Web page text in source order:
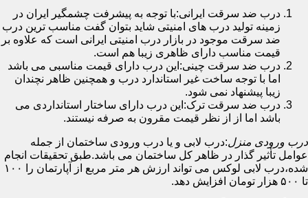
درب ضد سرقت ایرانی:با توجه به پیشرفت چشمگیر ایران در
زمینه تولید درب های امنیتی شاید بتوان گفت مناسب ترین درب
ضد سرقت موجود در بازار درب امنیتی ایرانی است که علاوه بر
قیمت مناسب دارای ظاهری زیبا هم است.
درب ضد سرقت چینی:این درب دارای قیمت مناسبی می باشد
اما با توجه ساخت غیر استاندارد درب و همچنین ظاهر نچندان
زیبا پیشنهاد نمی شود.
درب ضد سرقت ترک:این درب دارای ساختار استانداردی می
باشد اما از از نظر قیمت مقرون به صرفه نیستند.
درب ورودی منزل:درب لابی و یا درب ورودی ساختمان از جمله
عوامل تأثیر گذار در ظاهر کل ساختمان می باشد.طبق تحقیقات انجام
شده،درب لابی لوکس می تواند ارزش هر متر مربع از آپارتمان را ۱۰۰
تا ۵۰۰ هزار تومان افزایش دهد.